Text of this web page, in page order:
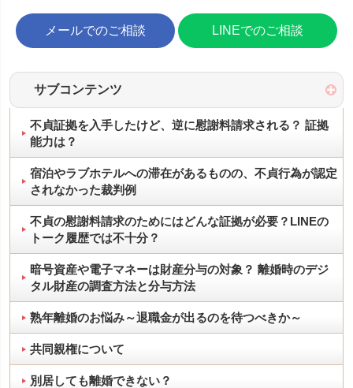
メールでのご相談 LINEでのご相談
サブコンテンツ
不貞証拠を入手したけど、逆に慰謝料請求される？ 証拠
能力は？
宿泊やラブホテルへの滞在があるものの、不貞行為が認定
されなかった裁判例
不貞の慰謝料請求のためにはどんな証拠が必要？LINEの
トーク履歴では不十分？
暗号資産や電子マネーは財産分与の対象？ 離婚時のデジ
タル財産の調査方法と分与方法
熟年離婚のお悩み～退職金が出るのを待つべきか～
共同親権について
別居しても離婚できない？